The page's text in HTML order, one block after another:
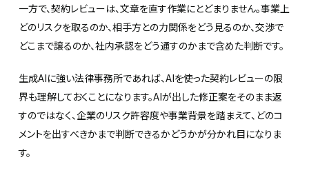
一方で、契約レビューは、文章を直す作業にとどまりません。事業上
どのリスクを取るのか、相手方との力関係をどう見るのか、交渉で
どこまで譲るのか、社内承認をどう通すのかまで含めた判断です。
生成AIに強い法律事務所であれば、AIを使った契約レビューの限
界も理解しておくことになります。AIが出した修正案をそのまま返
すのではなく、企業のリスク許容度や事業背景を踏まえて、どのコ
メントを出すべきかまで判断できるかどうかが分かれ目になりま
す。